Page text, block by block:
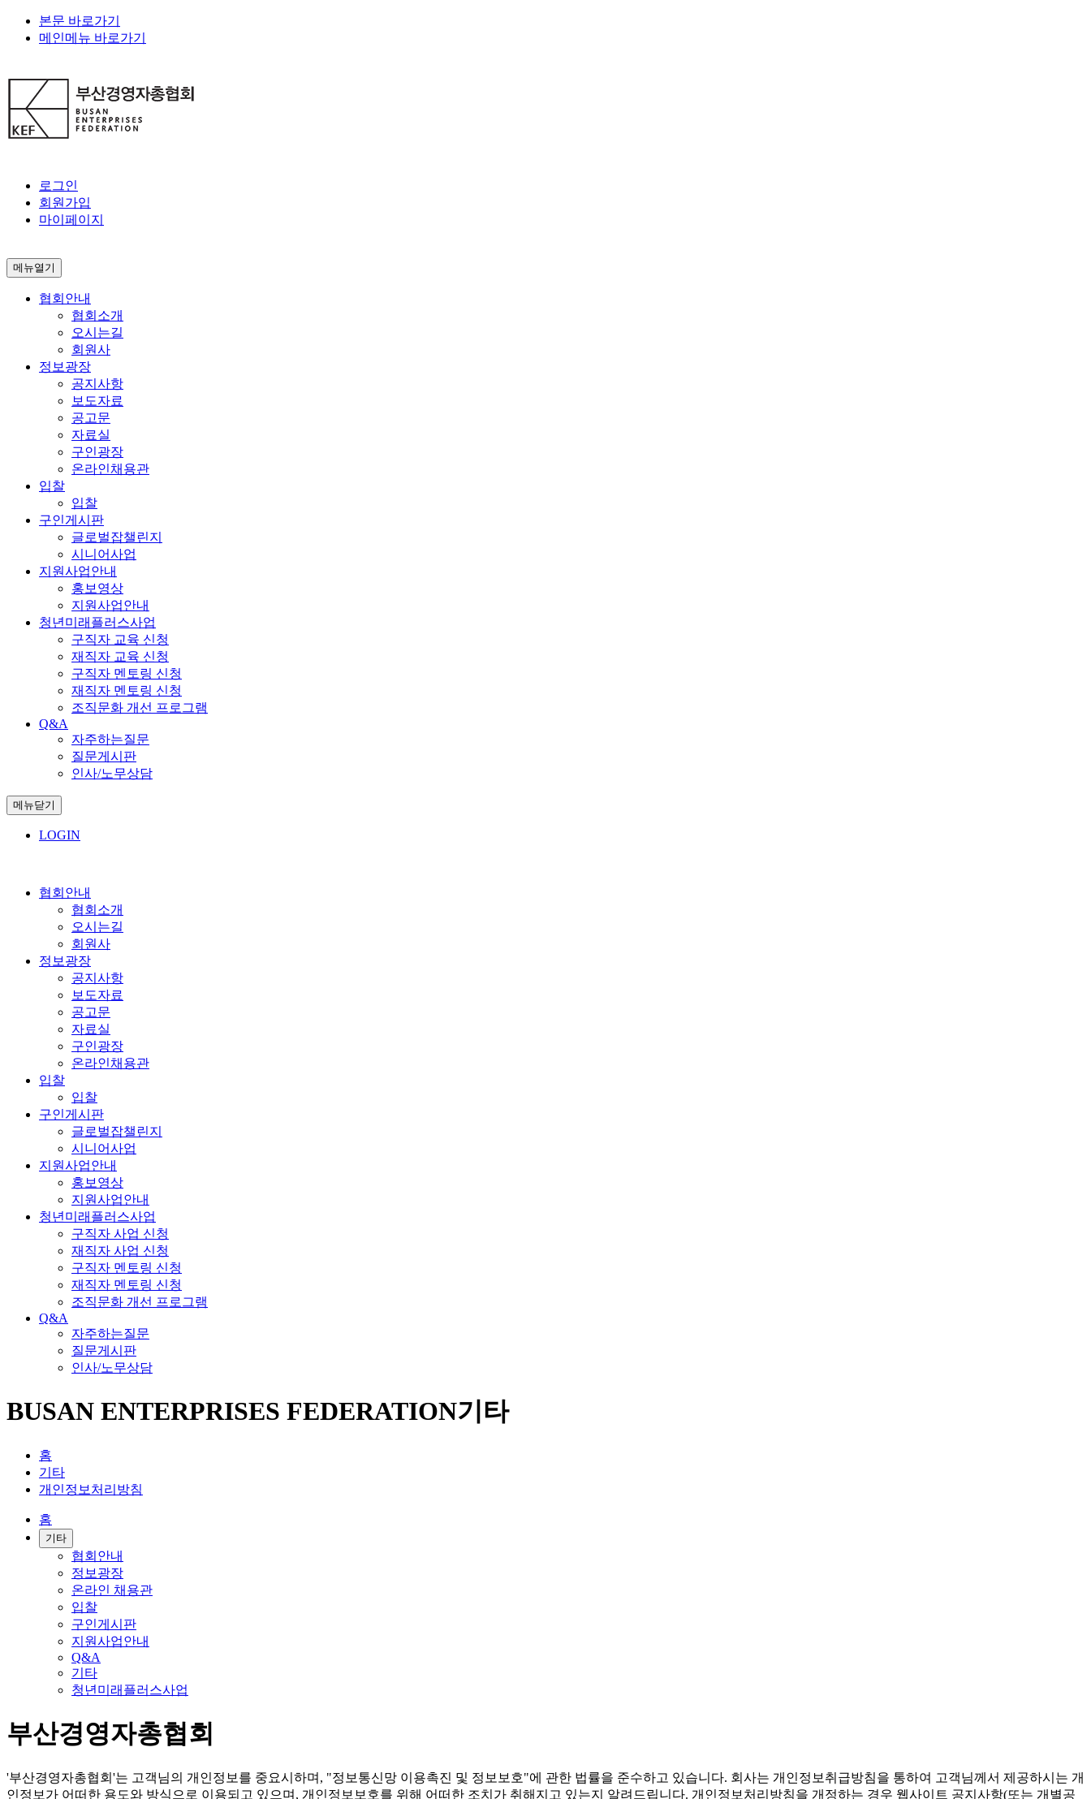
본문 바로가기
메인메뉴 바로가기
로그인
회원가입
마이페이지
메뉴열기
협회안내
협회소개
오시는길
회원사
정보광장
공지사항
보도자료
공고문
자료실
구인광장
온라인채용관
입찰
입찰
구인게시판
글로벌잡챌린지
시니어사업
지원사업안내
홍보영상
지원사업안내
청년미래플러스사업
구직자 교육 신청
재직자 교육 신청
구직자 멘토링 신청
재직자 멘토링 신청
조직문화 개선 프로그램
Q&A
자주하는질문
질문게시판
인사/노무상담
메뉴닫기
LOGIN
협회안내
협회소개
오시는길
회원사
정보광장
공지사항
보도자료
공고문
자료실
구인광장
온라인채용관
입찰
입찰
구인게시판
글로벌잡챌린지
시니어사업
지원사업안내
홍보영상
지원사업안내
청년미래플러스사업
구직자 사업 신청
재직자 사업 신청
구직자 멘토링 신청
재직자 멘토링 신청
조직문화 개선 프로그램
Q&A
자주하는질문
질문게시판
인사/노무상담
BUSAN ENTERPRISES FEDERATION기타
홈
기타
개인정보처리방침
홈
기타
협회안내
정보광장
온라인 채용관
입찰
구인게시판
지원사업안내
Q&A
기타
청년미래플러스사업
부산경영자총협회
'부산경영자총협회'는 고객님의 개인정보를 중요시하며, "정보통신망 이용촉진 및 정보보호"에 관한 법률을 준수하고 있습니다. 회사는 개인정보취급방침을 통하여 고객님께서 제공하시는 개
인정보가 어떠한 용도와 방식으로 이용되고 있으며, 개인정보보호를 위해 어떠한 조치가 취해지고 있는지 알려드립니다. 개인정보처리방침을 개정하는 경우 웹사이트 공지사항(또는 개별공